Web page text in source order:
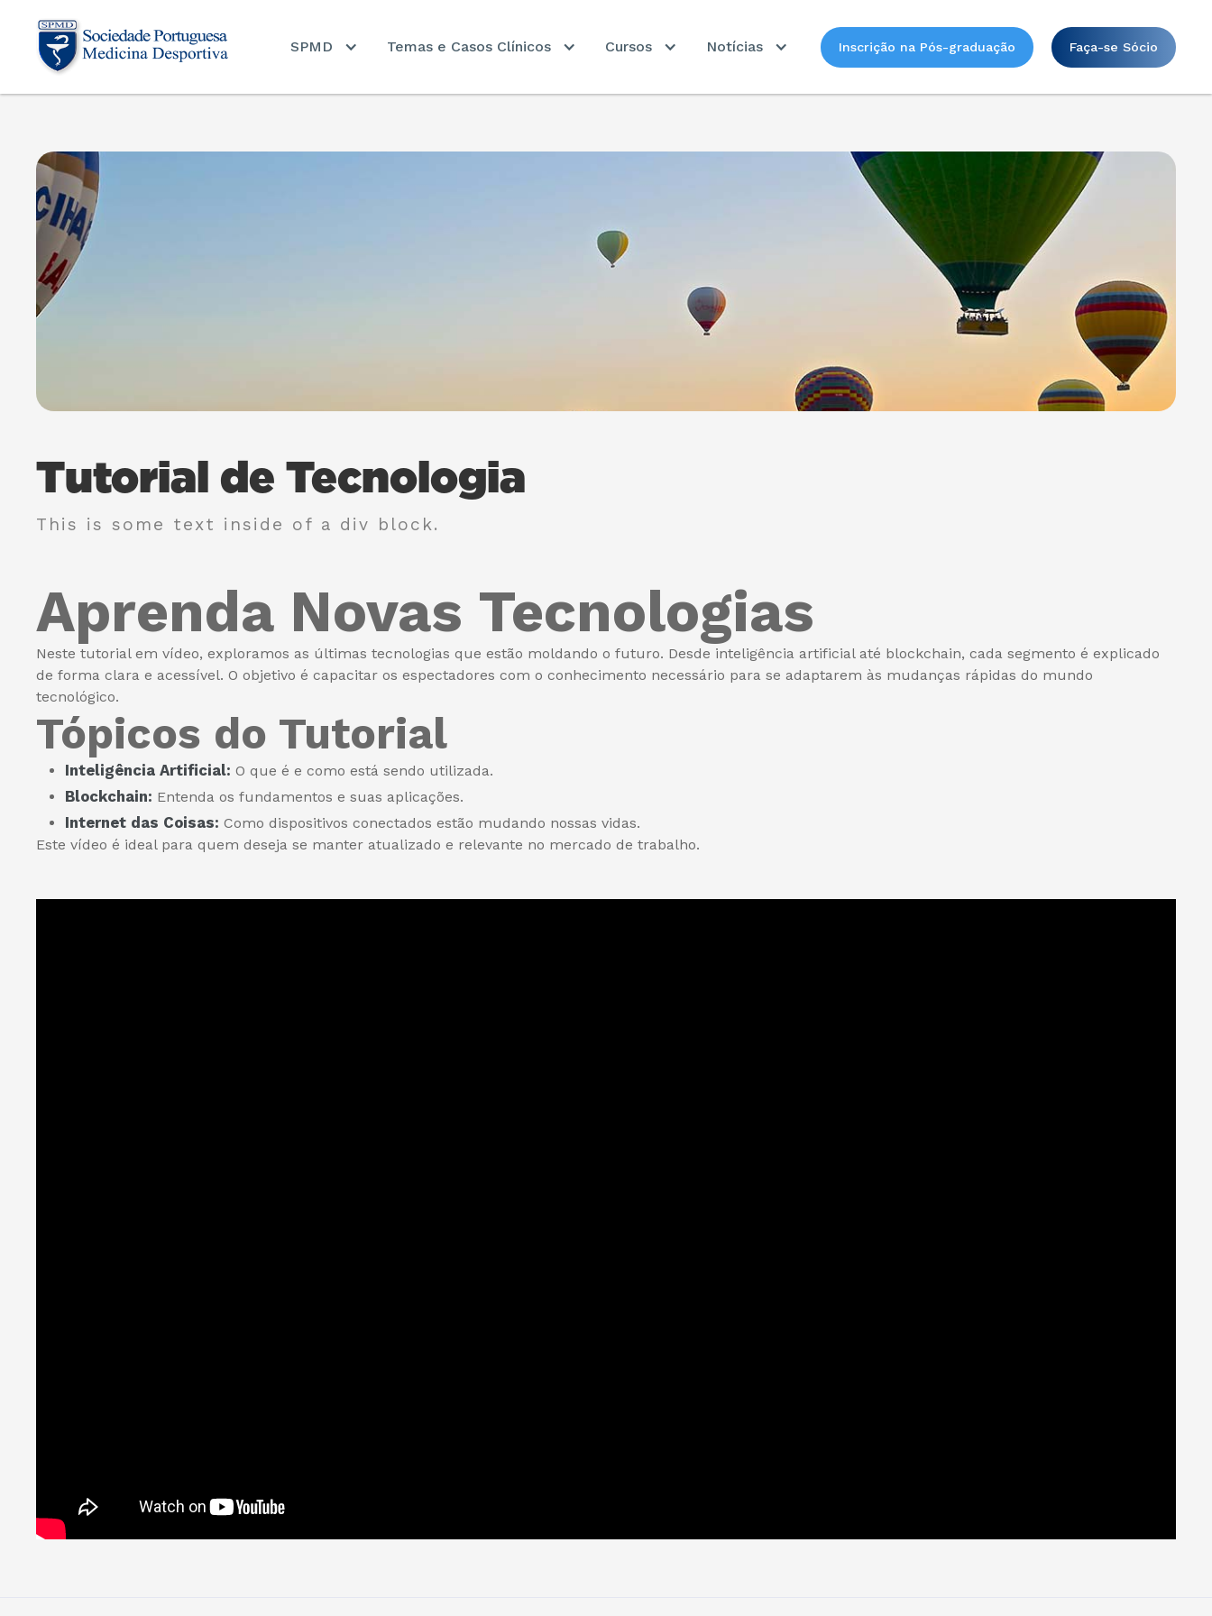
SPMD Temas e Casos Clínicos Cursos Notícias Inscrição na Pós-graduação Faça-se Sócio
Tutorial de Tecnologia
This is some text inside of a div block.
Aprenda Novas Tecnologias
Neste tutorial em vídeo, exploramos as últimas tecnologias que estão moldando o futuro. Desde inteligência artificial até blockchain, cada segmento é explicado
de forma clara e acessível. O objetivo é capacitar os espectadores com o conhecimento necessário para se adaptarem às mudanças rápidas do mundo
tecnológico.
Tópicos do Tutorial
Inteligência Artificial: O que é e como está sendo utilizada.
Blockchain: Entenda os fundamentos e suas aplicações.
Internet das Coisas: Como dispositivos conectados estão mudando nossas vidas.
Este vídeo é ideal para quem deseja se manter atualizado e relevante no mercado de trabalho.